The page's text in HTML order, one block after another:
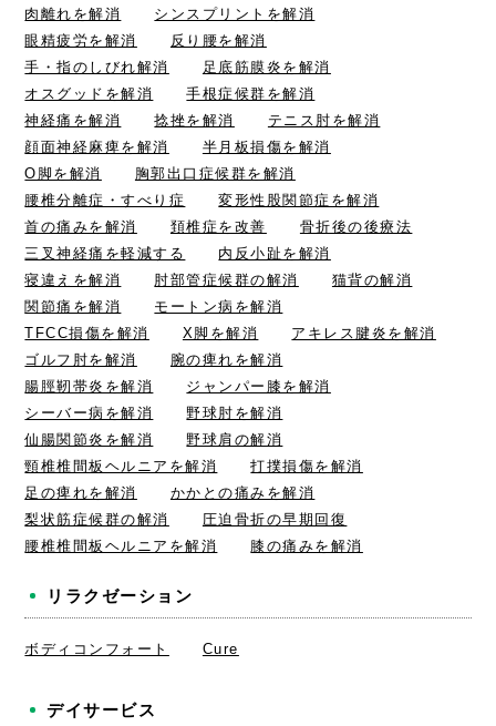
肉離れを解消
シンスプリントを解消
眼精疲労を解消
反り腰を解消
手・指のしびれ解消
足底筋膜炎を解消
オスグッドを解消
手根症候群を解消
神経痛を解消
捻挫を解消
テニス肘を解消
顔面神経麻痺を解消
半月板損傷を解消
O脚を解消
胸郭出口症候群を解消
腰椎分離症・すべり症
変形性股関節症を解消
首の痛みを解消
頚椎症を改善
骨折後の後療法
三叉神経痛を軽減する
内反小趾を解消
寝違えを解消
肘部管症候群の解消
猫背の解消
関節痛を解消
モートン病を解消
TFCC損傷を解消
X脚を解消
アキレス腱炎を解消
ゴルフ肘を解消
腕の痺れを解消
腸脛靭帯炎を解消
ジャンパー膝を解消
シーバー病を解消
野球肘を解消
仙腸関節炎を解消
野球肩の解消
頸椎椎間板ヘルニアを解消
打撲損傷を解消
足の痺れを解消
かかとの痛みを解消
梨状筋症候群の解消
圧迫骨折の早期回復
腰椎椎間板ヘルニアを解消
膝の痛みを解消
リラクゼーション
ボディコンフォート Cure
デイサービス